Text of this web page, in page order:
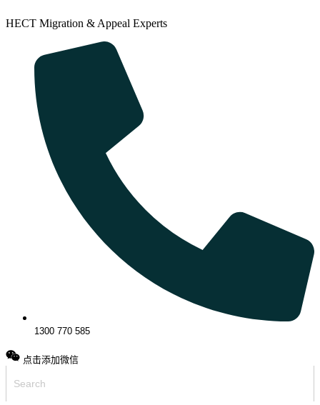
HECT Migration & Appeal Experts
1300 770 585
点击添加微信